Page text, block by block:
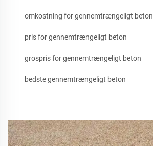
omkostning for gennemtrængeligt beton
pris for gennemtrængeligt beton
grospris for gennemtrængeligt beton
bedste gennemtrængeligt beton